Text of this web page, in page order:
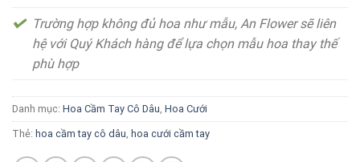
Trường hợp không đủ hoa như mẫu, An Flower sẽ liên
hệ với Quý Khách hàng để lựa chọn mẫu hoa thay thế
phù hợp
Danh mục: Hoa Cầm Tay Cô Dâu, Hoa Cưới
Thẻ: hoa cầm tay cô dâu, hoa cưới cầm tay